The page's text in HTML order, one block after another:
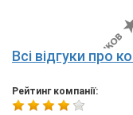
Всі відгуки про
Рейтинг компанії: